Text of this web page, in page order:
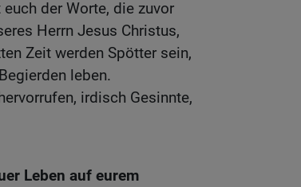
der Worte, die zuvor
Herrn Jesus Christus,
Zeit werden Spötter sein,
leben.
irdisch Gesinnte,
Leben auf eurem